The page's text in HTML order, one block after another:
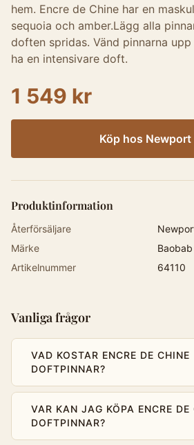
hem. Encre de Chine har en
sequoia och amber.Lägg alla
doften spridas. Vänd pinnarna
ha en intensivare doft.
1 549 kr
Köp hos Newport
Produktinformation
Återförsäljare
Märke
Baobab
Artikelnummer
64110
Vanliga frågor
VAD KOSTAR ENCRE DE CHINE
DOFTPINNAR?
VAR KAN JAG KÖPA ENCRE DE
DOFTPINNAR?